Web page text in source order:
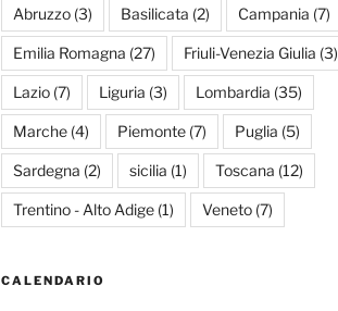
Abruzzo(3) Basilicata (2) Campania (7)
Emilia Romagna (27) Friuli-Venezia Giulia (3)
Lazio(7) Liguria (3) Lombardia (35)
Marche(4) Piemonte(7) Puglia (5)
Sardegna (2) sicilia (1) Toscana (12)
Trentino - Alto Adige(1) Veneto(7)
CALENDARIO